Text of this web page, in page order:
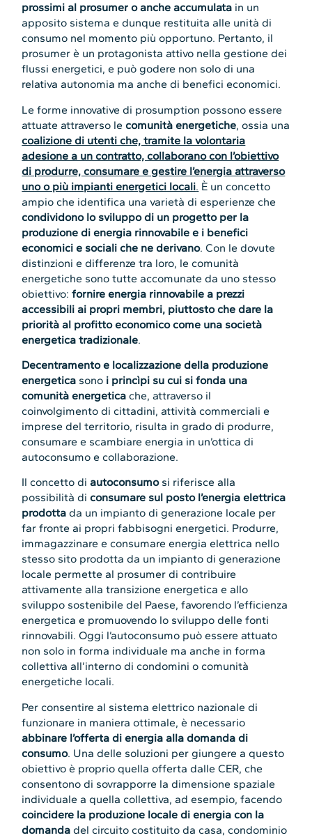
prossimi al prosumer o anche accumulata in un
apposito sistema e dunque restituita alle unità di
consumo nel momento più opportuno. Pertanto, il
prosumer è un protagonista attivo nella gestione dei
flussi energetici, e può godere non solo di una
relativa autonomia ma anche di benefici economici.
Le forme innovative di prosumption possono essere
attuate attraverso lecomunità energetiche, ossia una
coalizione di utenti che, tramite la volontaria
adesione a un contratto, collaborano con l’obiettivo
di produrre, consumare e gestire l’energia attraverso
uno o più impianti energetici locali. È un concetto
ampio che identifica una varietà di esperienze che
condividono lo sviluppo di un progetto per la
produzione di energia rinnovabile e i benefici
economici e sociali che ne derivano. Con le dovute
distinzioni e differenze tra loro, le comunità
energetiche sono tutte accomunate da uno stesso
obiettivo:fornire energia rinnovabile a prezzi
accessibili ai propri membri, piuttosto che dare la
priorità al profitto economico come una società
energetica tradizionale.
Decentramento e localizzazione della produzione
energetica sono i princìpi su cui si fonda una
comunità energetica che, attraverso il
coinvolgimento di cittadini, attività commerciali e
imprese del territorio, risulta in grado di produrre,
consumare e scambiare energia in un’ottica di
autoconsumo e collaborazione.
Il concetto diautoconsumosi riferisce alla
possibilità diconsumare sul posto l’energia elettrica
prodotta da un impianto di generazione locale per
far fronte ai propri fabbisogni energetici. Produrre,
immagazzinare e consumare energia elettrica nello
stesso sito prodotta da un impianto di generazione
locale permette al prosumer di contribuire
attivamente alla transizione energetica e allo
sviluppo sostenibile del Paese, favorendo l’efficienza
energetica e promuovendo lo sviluppo delle fonti
rinnovabili. Oggi l’autoconsumo può essere attuato
non solo in forma individuale ma anche in forma
collettiva all’interno di condomini o comunità
energetiche locali.
Per consentire al sistema elettrico nazionale di
funzionare in maniera ottimale, è necessario
abbinare l’offerta di energia alla domanda di
consumo. Una delle soluzioni per giungere a questo
obiettivo è proprio quella offerta dalle CER, che
consentono di sovrapporre la dimensione spaziale
individuale a quella collettiva, ad esempio, facendo
coincidere la produzione locale di energia con la
domanda del circuito costituito da casa, condominio